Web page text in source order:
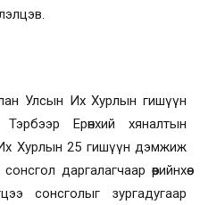
Улсын Их Хурлын гишүүн
Ерөнхий хяналтын
Хурлын 25 гишүүн дэмжиж
даргалагчаар өөрийнхөө
сонсголыг зургадугаар